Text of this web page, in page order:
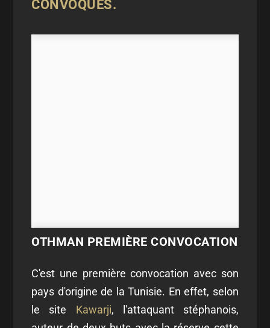
CONVOQUÉS.
OTHMAN PREMIÈRE CONVOCATION
C'est une première convocation avec son
pays d'origine de la Tunisie. En effet, selon
le site Kawarji, l'attaquant stéphanois,